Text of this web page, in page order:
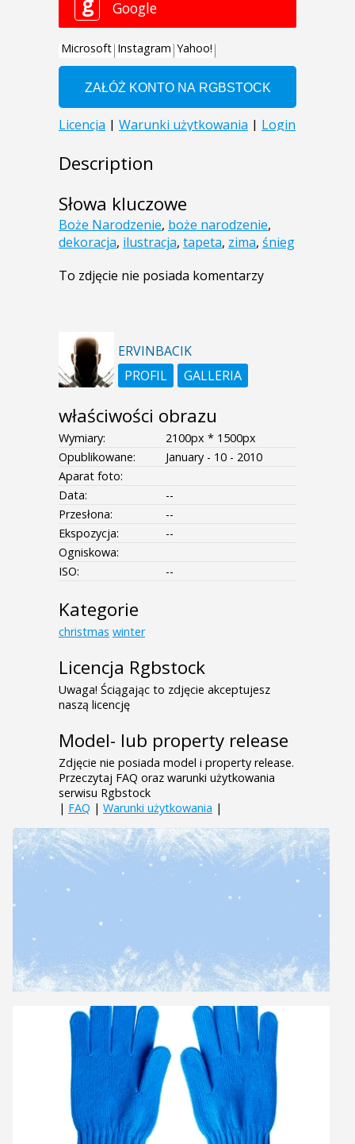
Description
Słowa kluczowe
Boże Narodzenie, boże narodzenie,
dekoracja, ilustracja, tapeta, zima, śnieg
To zdjęcie nie posiada komentarzy
ERVINBACIK
PROFIL
GALLERIA
właściwości obrazu
Wymiary:
2100px * 1500px
Opublikowane:
January - 10 - 2010
Aparat foto:
Data:
--
Przesłona:
--
Ekspozycja:
--
Ogniskowa:
ISO:
--
Kategorie
christmas winter
Licencja Rgbstock
Uwaga! Ściągając to zdjęcie akceptujesz
naszą licencję
Model- lub property release
Zdjęcie nie posiada model i property release.
Przeczytaj FAQ oraz warunki użytkowania
serwisu Rgbstock
| FAQ | Warunki użytkowania |